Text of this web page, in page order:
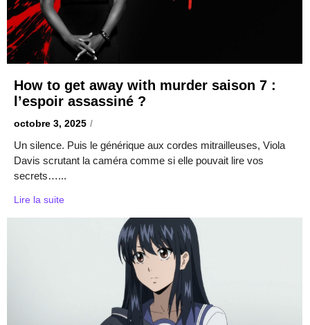
How to get away with murder saison 7 :
l’espoir assassiné ?
octobre 3, 2025 /
Un silence. Puis le générique aux cordes mitrailleuses, Viola
Davis scrutant la caméra comme si elle pouvait lire vos
secrets…...
Lire la suite